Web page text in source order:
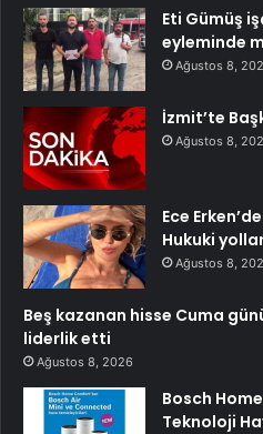
Eti Gümüş
eyleminde
Ağustos 8,
İzmit’te
Ağustos 8,
Ece
Hukuki
Ağustos 8,
Beş kazanan hisse Cuma
liderlik etti
Ağustos 8, 2026
Bosch
Teknoloji